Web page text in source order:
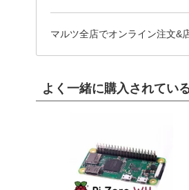
マルツ全店でオンライン注文&
よく一緒に購入されてい